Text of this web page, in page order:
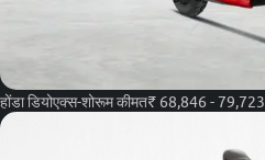
होंडा डियोएक्स-शोरूम कीमत₹ 68,846 - 79,723